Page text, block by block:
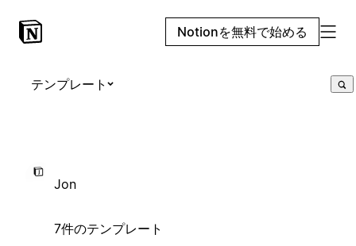
Notionを無料で始める
テンプレート
Jon
7件のテンプレート